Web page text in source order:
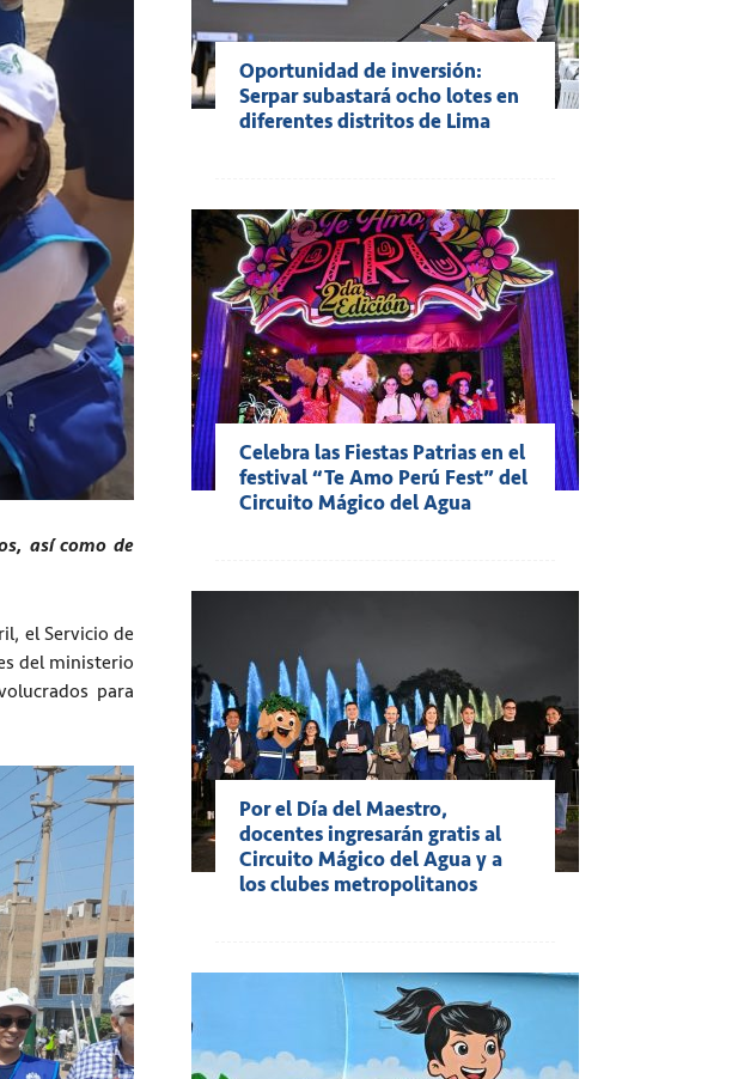
así como de
el Servicio de
del ministerio
para
Oportunidad de inversión:
Serpar subastará ocho lotes en
diferentes distritos de Lima
Celebra las Fiestas Patrias en el
festival “Te Amo Perú Fest” del
Circuito Mágico del Agua
Por el Día del Maestro,
docentes ingresarán gratis al
Circuito Mágico del Agua y a
los clubes metropolitanos